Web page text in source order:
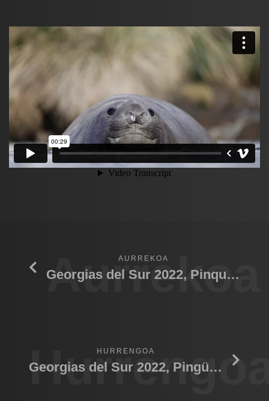
Aurrekoa
AURREKOA
Georgias del Sur 2022, Pinquinera Rey
HURRENGOA
Georgias del Sur 2022, Pingüinos rey playa